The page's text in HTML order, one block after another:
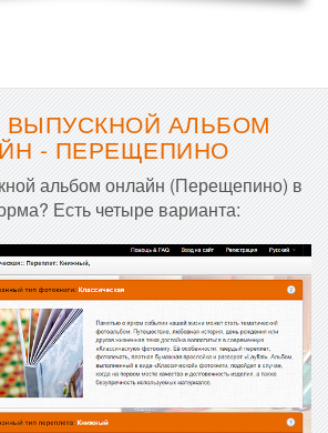
ВЫПУСКНОЙ АЛЬБОМ
- ПЕРЕЩЕПИНО
альбом онлайн (Перещепино) в
Есть четыре варианта: